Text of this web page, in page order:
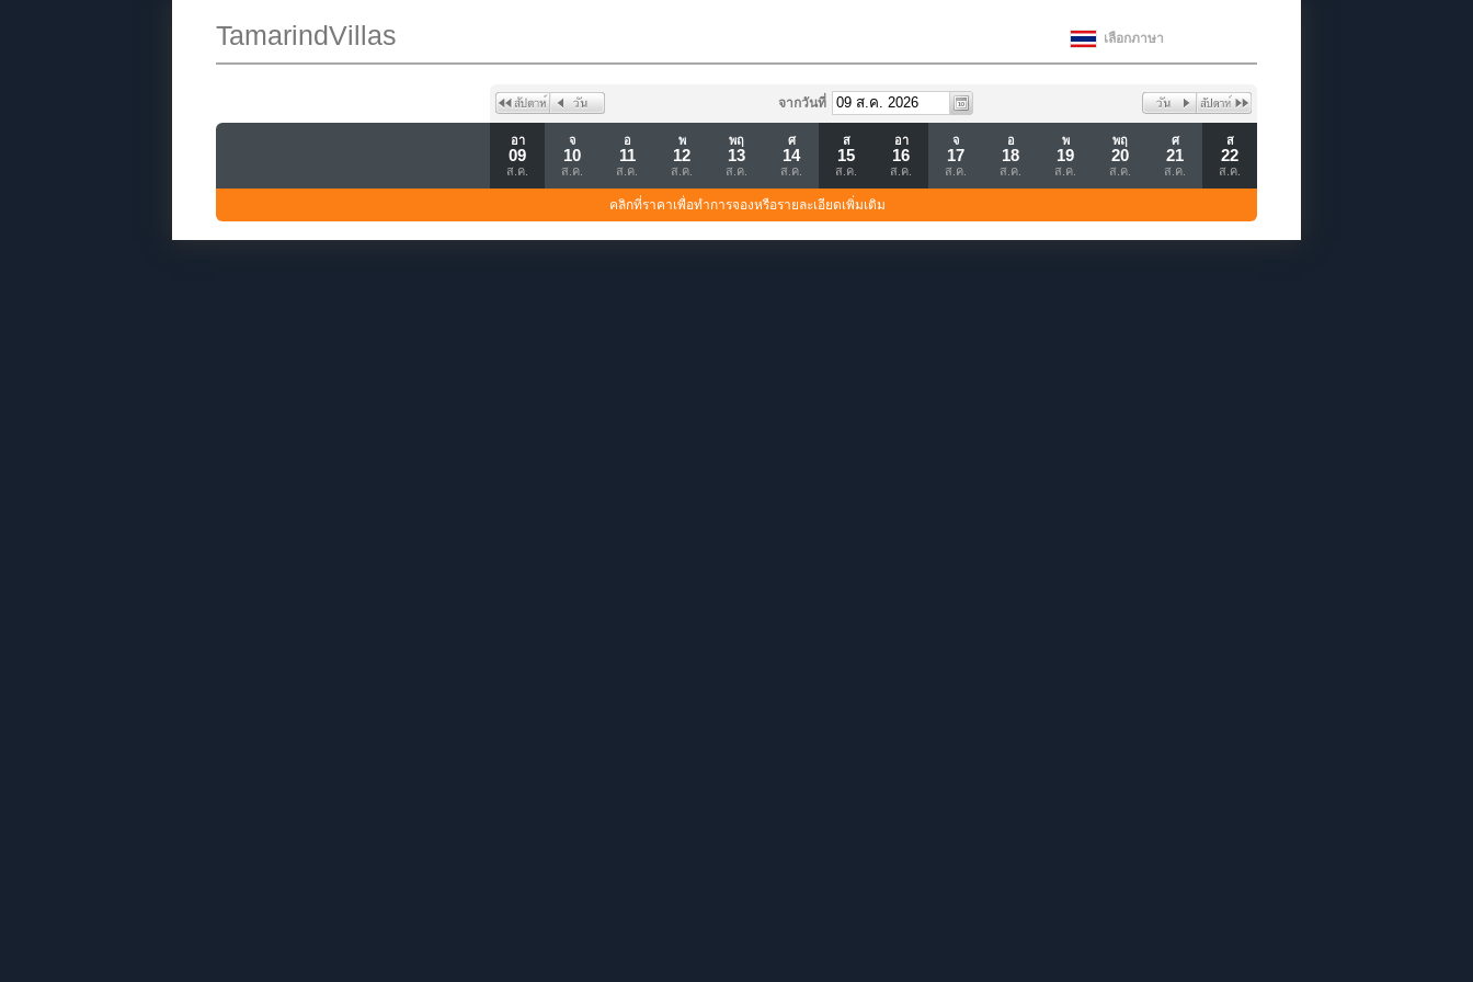
เลือกภาษา
TamarindVillas
จากวันที่
อา
09
ส.ค.
จ
10
ส.ค.
อ
11
ส.ค.
พ
12
ส.ค.
พฤ
13
ส.ค.
ศ
14
ส.ค.
ส
15
ส.ค.
อา
16
ส.ค.
จ
17
ส.ค.
อ
18
ส.ค.
พ
19
ส.ค.
พฤ
20
ส.ค.
ศ
21
ส.ค.
ส
22
ส.ค.
คลิกที่ราคาเพื่อทำการจองหรือรายละเอียดเพิ่มเติม